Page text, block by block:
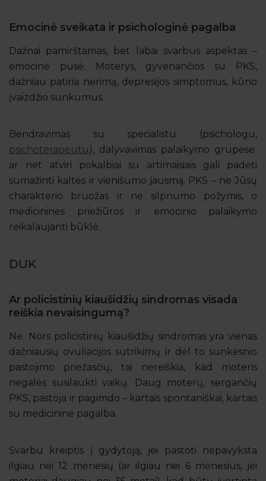
Emocinė sveikata ir psichologinė pagalba
Dažnai pamirštamas, bet labai svarbus aspektas –
emocinė pusė. Moterys, gyvenančios su PKS,
dažniau patiria nerimą, depresijos simptomus, kūno
įvaizdžio sunkumus.
Bendravimas su specialistu (psichologu,
psichoterapeutu), dalyvavimas palaikymo grupėse
ar net atviri pokalbiai su artimaisiais gali padėti
sumažinti kaltės ir vienišumo jausmą. PKS – ne Jūsų
charakterio bruožas ir ne silpnumo požymis, o
medicininės priežiūros ir emocinio palaikymo
reikalaujanti būklė.
DUK
Ar policistinių kiaušidžių sindromas visada
reiškia nevaisingumą?
Ne. Nors policistinių kiaušidžių sindromas yra vienas
dažniausių ovuliacijos sutrikimų ir dėl to sunkesnio
pastojimo priežasčių, tai nereiškia, kad moteris
negalės susilaukti vaikų. Daug moterų, sergančių
PKS, pastoja ir pagimdo – kartais spontaniškai, kartais
su medicinine pagalba.
Svarbu kreiptis į gydytoją, jei pastoti nepavyksta
ilgiau nei 12 mėnesių (ar ilgiau nei 6 mėnesius, jei